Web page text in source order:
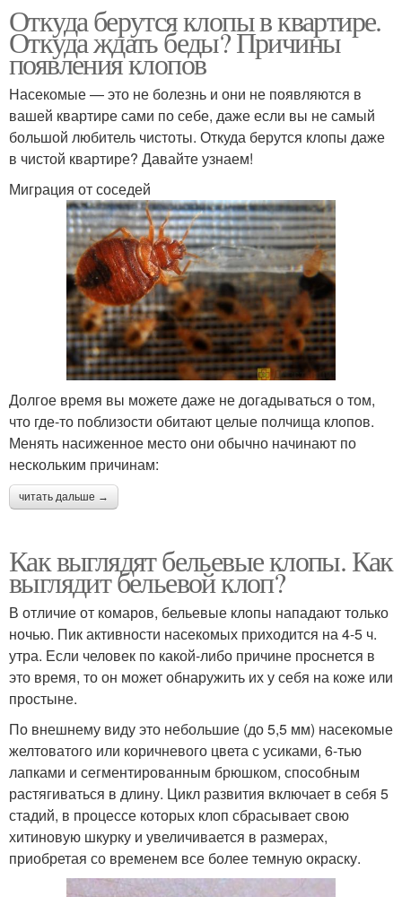
Откуда берутся клопы в квартире.
Откуда ждать беды? Причины
появления клопов
Насекомые — это не болезнь и они не появляются в
вашей квартире сами по себе, даже если вы не самый
большой любитель чистоты. Откуда берутся клопы даже
в чистой квартире? Давайте узнаем!
Миграция от соседей
Долгое время вы можете даже не догадываться о том,
что где-то поблизости обитают целые полчища клопов.
Менять насиженное место они обычно начинают по
нескольким причинам:
читать дальше →
Как выглядят бельевые клопы. Как
выглядит бельевой клоп?
В отличие от комаров, бельевые клопы нападают только
ночью. Пик активности насекомых приходится на 4-5 ч.
утра. Если человек по какой-либо причине проснется в
это время, то он может обнаружить их у себя на коже или
простыне.
По внешнему виду это небольшие (до 5,5 мм) насекомые
желтоватого или коричневого цвета с усиками, 6-тью
лапками и сегментированным брюшком, способным
растягиваться в длину. Цикл развития включает в себя 5
стадий, в процессе которых клоп сбрасывает свою
хитиновую шкурку и увеличивается в размерах,
приобретая со временем все более темную окраску.